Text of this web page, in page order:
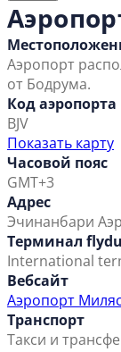
Аэропорт
от Бодрума.
Код аэропорта
BJV
Показать карту
Часовой пояс
GMT+3
Адрес
Эчинанбари
Терминал
International
Вебсайт
Аэропорт
Транспорт
Такси и